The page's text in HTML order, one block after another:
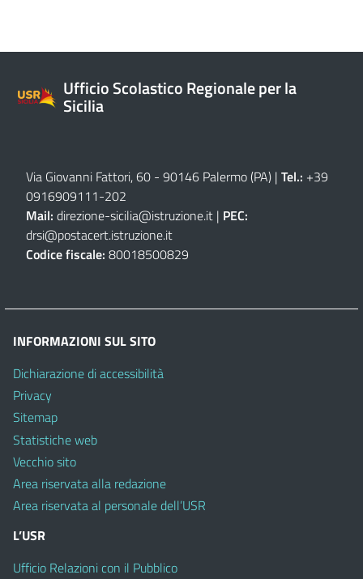
Ufficio Scolastico Regionale per la
Sicilia
Via Giovanni Fattori, 60 - 90146 Palermo (PA) | Tel.: +39
0916909111-202
Mail: direzione-sicilia@istruzione.it | PEC:
drsi@postacert.istruzione.it
Codice fiscale: 80018500829
INFORMAZIONI SUL SITO
Dichiarazione di accessibilità
Privacy
Sitemap
Statistiche web
Vecchio sito
Area riservata alla redazione
Area riservata al personale dell’USR
L’USR
Ufficio Relazioni con il Pubblico